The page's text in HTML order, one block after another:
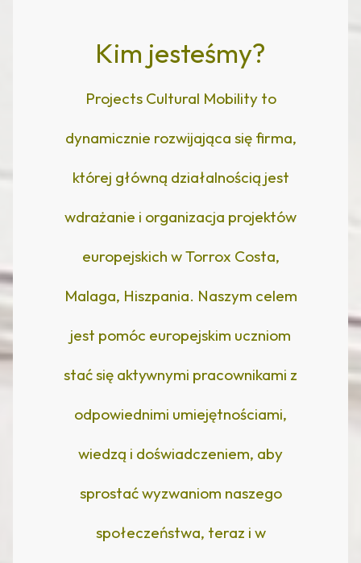
Kim jesteśmy?
Projects Cultural Mobility to
dynamicznie rozwijająca się firma,
której główną działalnością jest
wdrażanie i organizacja projektów
europejskich w Torrox Costa,
Malaga, Hiszpania. Naszym celem
jest pomóc europejskim uczniom
stać się aktywnymi pracownikami z
odpowiednimi umiejętnościami,
wiedzą i doświadczeniem, aby
sprostać wyzwaniom naszego
społeczeństwa, teraz i w